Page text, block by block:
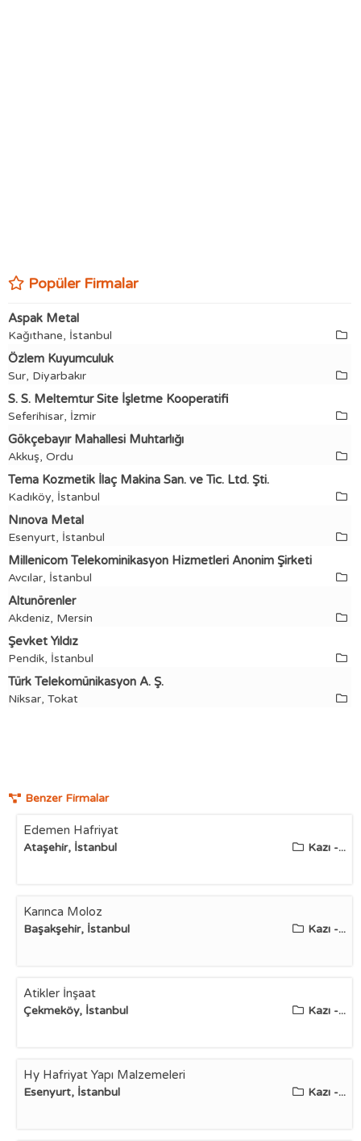
Popüler Firmalar
Aspak Metal
Kağıthane, İstanbul
Özlem Kuyumculuk
Sur, Diyarbakır
S. S. Meltemtur Site İşletme Kooperatifi
Seferihisar, İzmir
Gökçebayır Mahallesi Muhtarlığı
Akkuş, Ordu
Tema Kozmetik İlaç Makina San. ve Tic. Ltd. Şti.
Kadıköy, İstanbul
Nınova Metal
Esenyurt, İstanbul
Millenicom Telekominikasyon Hizmetleri Anonim Şirketi
Avcılar, İstanbul
Altunörenler
Akdeniz, Mersin
Şevket Yıldız
Pendik, İstanbul
Türk Telekomünikasyon A. Ş.
Niksar, Tokat
Benzer Firmalar
Edemen Hafriyat
Ataşehir, İstanbul Kazı -...
Karınca Moloz
Başakşehir, İstanbul Kazı -...
Atikler İnşaat
Çekmeköy, İstanbul Kazı -...
Hy Hafriyat Yapı Malzemeleri
Esenyurt, İstanbul Kazı -...